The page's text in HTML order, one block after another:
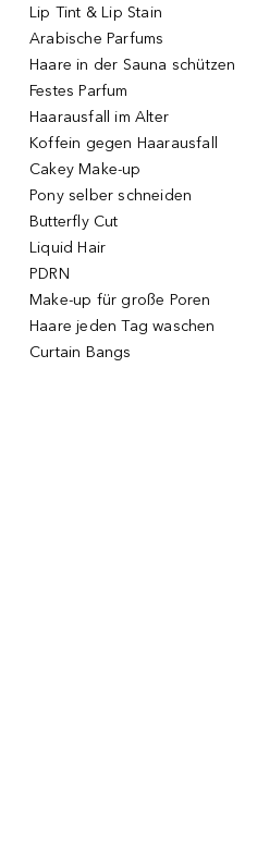
Lip Tint & Lip Stain
Arabische Parfums
Haare in der Sauna schützen
Festes Parfum
Haarausfall im Alter
Koffein gegen Haarausfall
Cakey Make-up
Pony selber schneiden
Butterfly Cut
Liquid Hair
PDRN
Make-up für große Poren
Haare jeden Tag waschen
Curtain Bangs